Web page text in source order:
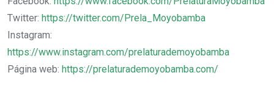
Twitter: https://twitter.com/Prela_Moyobamba
Instagram:
https://www.instagram.com/prelaturademoyobamba
Página web: https://prelaturademoyobamba.com/